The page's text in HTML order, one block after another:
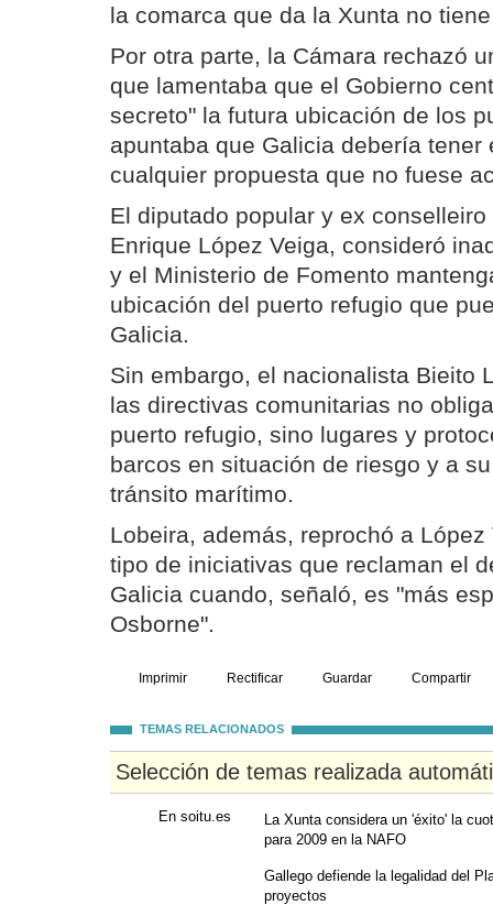
la comarca que da la Xunta no
Por otra parte, la Cámara rechazó
que lamentaba que el Gobierno
secreto" la futura ubicación de los
apuntaba que Galicia debería tener
cualquier propuesta que no fuese
El diputado popular y ex
Enrique López Veiga, consideró
y el Ministerio de Fomento
ubicación del puerto refugio que
Galicia.
Sin embargo, el nacionalista Bieito
las directivas comunitarias no
puerto refugio, sino lugares y
barcos en situación de riesgo y a
tránsito marítimo.
Lobeira, además, reprochó a
tipo de iniciativas que reclaman el
Galicia cuando, señaló, es "más
Osborne".
Imprimir Rectificar Guardar Compartir
TEMAS RELACIONADOS
Selección de temas realizada
En soitu.es
La Xunta considera un 'éxito' la
para 2009 en la NAFO
Gallego defiende la legalidad del
proyectos